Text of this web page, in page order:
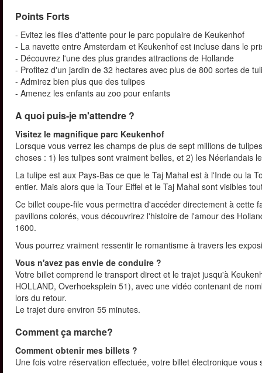
Points Forts
- Evitez les files d'attente pour le parc populaire de Keukenhof
- La navette entre Amsterdam et Keukenhof est incluse dans le
- Découvrez l'une des plus grandes attractions de Hollande
- Profitez d'un jardin de 32 hectares avec plus de 800 sortes de
- Admirez bien plus que des tulipes
- Amenez les enfants au zoo pour enfants
A quoi puis-je m'attendre ?
Visitez le magnifique parc Keukenhof
Lorsque vous verrez les champs de plus de sept millions de
choses : 1) les tulipes sont vraiment belles, et 2) les Néerlandais
La tulipe est aux Pays-Bas ce que le Taj Mahal est à l'Inde ou la
entier. Mais alors que la Tour Eiffel et le Taj Mahal sont visibles
Ce billet coupe-file vous permettra d'accéder directement à cette
pavillons colorés, vous découvrirez l'histoire de l'amour des
1600.
Vous pourrez vraiment ressentir le romantisme à travers les
Vous n'avez pas envie de conduire ?
Votre billet comprend le transport direct et le trajet jusqu'à
HOLLAND, Overhoeksplein 51), avec une vidéo contenant de
lors du retour.
Le trajet dure environ 55 minutes.
Comment ça marche?
Comment obtenir mes billets ?
Une fois votre réservation effectuée, votre billet électronique